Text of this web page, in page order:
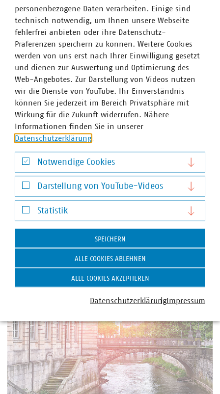
Integration von Biomethan ein.
©finecki/stock.adobe.com
Gebäudemodernisierungsgesetz
VKU wirbt in Anhörung für praxisnahe und
bürokratiearme Ausgestaltung
25.06.2026
Bei der Anhörung zum Gebäudemodernisierungsgesetz im
Ausschuss für Wirtschaft und Energie des Deutschen
Bundestages rückte der VKU Planungssicherheit,
Umsetzungsfragen bei der Kostenaufteilung der Biotreppe
sowie Wechselwirkungen mit der kommunalen…
personenbezogene Daten verarbeiten. Einige sind
technisch notwendig, um Ihnen unsere Webseite
fehlerfrei anbieten oder ihre Datenschutz-
Präferenzen speichern zu können. Weitere Cookies
werden von uns erst nach Ihrer Einwilligung gesetzt
und dienen zur Auswertung und Optimierung des
Web-Angebotes. Zur Darstellung von Videos nutzen
wir die Dienste von YouTube. Ihr Einverständnis
können Sie jederzeit im Bereich Privatsphäre mit
Wirkung für die Zukunft widerrufen. Nähere
Informationen finden Sie in unserer
Datenschutzerklärung
Notwendige Cookies
Notwendige Cookies
Darstellung von YouTube-Videos
Darstellung von YouTube-Videos
Statistik
Statistik
SPEICHERN
ALLE COOKIES ABLEHNEN
ALLE COOKIES AKZEPTIEREN
DatenschutzerklärungImpressum